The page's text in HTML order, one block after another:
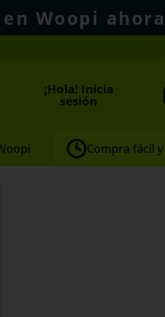
Woopi
¡Hola! Inicia
sesión
Compra fácil